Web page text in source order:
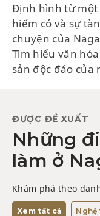
Định hình từ một
hiếm có và sự
chuyện của
Tìm hiểu văn
sản độc đáo của
ĐƯỢC ĐỀ XUẤT
Những
làm ở
Khám phá theo
Xem tất cả Nghệ